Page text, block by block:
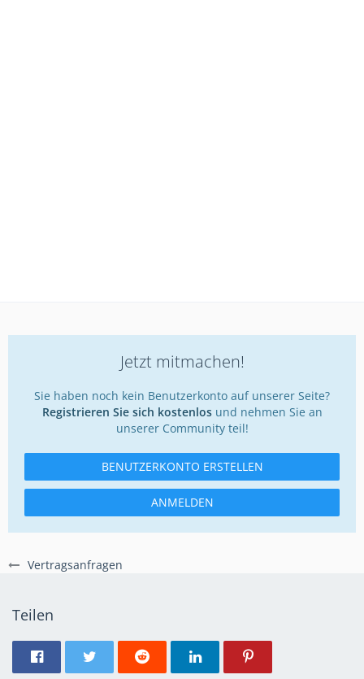
Vertragsanfragen
Jetzt mitmachen!
Sie haben noch kein Benutzerkonto auf unserer Seite?
Registrieren Sie sich kostenlosund nehmen Sie an
unserer Community teil!
BENUTZERKONTO ERSTELLEN
ANMELDEN
Teilen